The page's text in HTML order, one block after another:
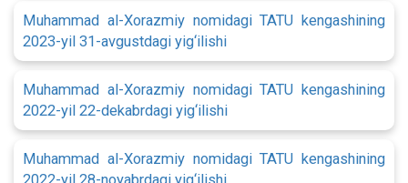
Muhammad al-Xorazmiy nomidagi TATU kengashining
2023-yil 31-avgustdagi yig‘ilishi
Muhammad al-Xorazmiy nomidagi TATU kengashining
2022-yil 22-dekabrdagi yig‘ilishi
Muhammad al-Xorazmiy nomidagi TATU kengashining